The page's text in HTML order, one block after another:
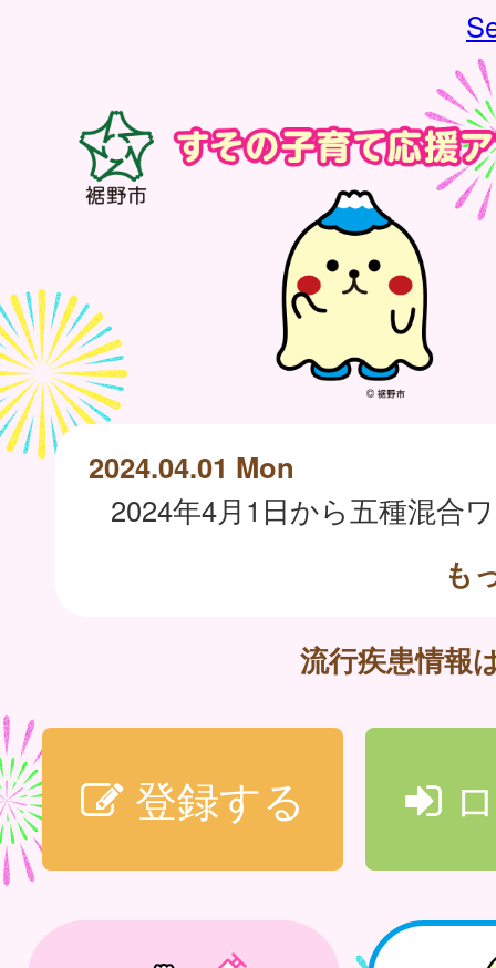
2024.04.01 Mon
も
流行疾患情報
登録する